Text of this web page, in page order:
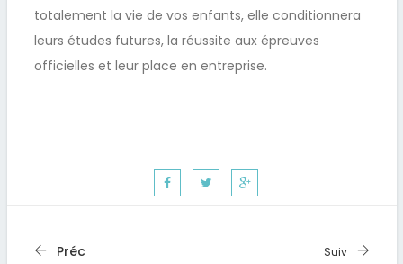
totalement la vie de vos enfants, elle conditionnera
leurs études futures, la réussite aux épreuves
officielles et leur place en entreprise.
Préc Suiv